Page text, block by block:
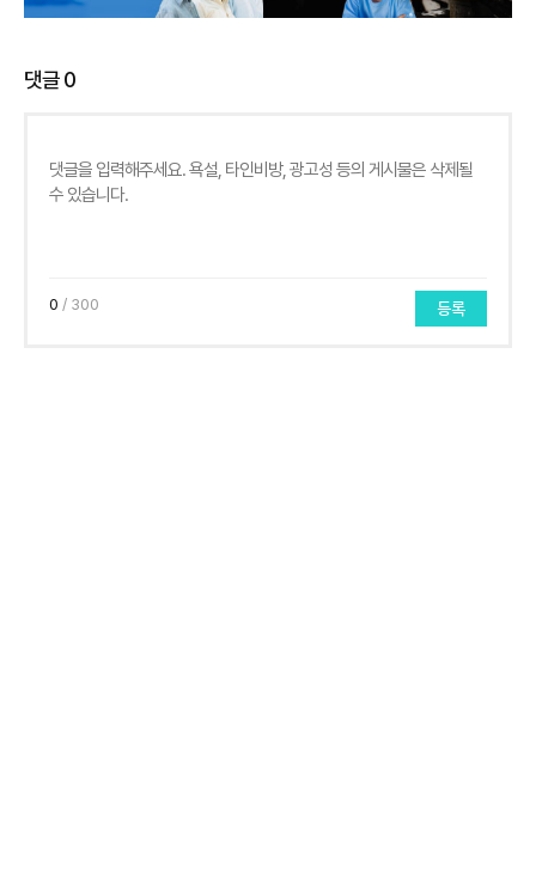
댓글0
0 / 300 등록